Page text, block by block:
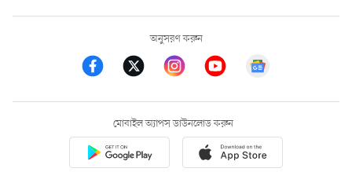
অনুসরণ করুন
মোবাইল অ্যাপস ডাউনলোড করুন